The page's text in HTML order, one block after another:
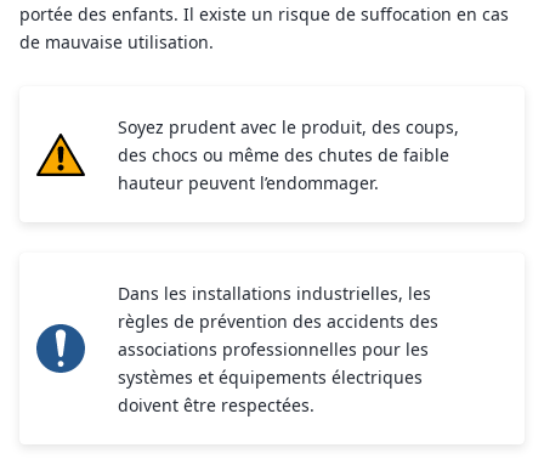
portée des enfants. Il existe un risque de suffocation en cas
de mauvaise utilisation.
Soyez prudent avec le produit, des coups,
des chocs ou même des chutes de faible
hauteur peuvent l’endommager.
Dans les installations industrielles, les
règles de prévention des accidents des
associations professionnelles pour les
systèmes et équipements électriques
doivent être respectées.